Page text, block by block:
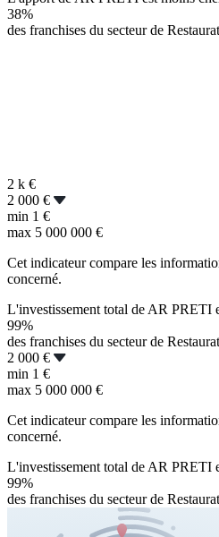
38%
des franchises du secteur de
2 k €
2 000 €
min 1 €
max 5 000 000 €
Cet indicateur compare les
concerné.
L'investissement total de AR PRETI
99%
des franchises du secteur de
2 000 €
min 1 €
max 5 000 000 €
Cet indicateur compare les
concerné.
L'investissement total de AR PRETI
99%
des franchises du secteur de